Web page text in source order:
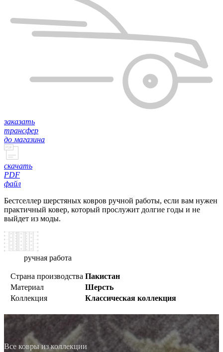
заказать
трансфер
до магазина
скачать
PDF
файл
Бестселлер шерстяных ковров ручной работы, если вам нужен
практичный ковер, который прослужит долгие годы и не
выйдет из моды.
ручная работа
Страна производства Пакистан
Материал
Шерсть
Коллекция
Классическая коллекция
Все ковры из коллекции